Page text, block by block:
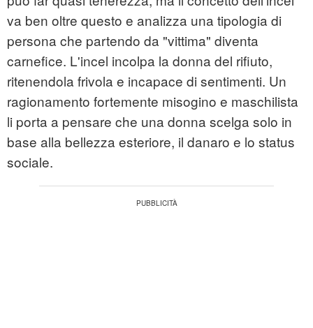
va ben oltre questo e analizza una tipologia di
persona che partendo da "vittima" diventa
carnefice. L'incel incolpa la donna del rifiuto,
ritenendola frivola e incapace di sentimenti. Un
ragionamento fortemente misogino e maschilista
li porta a pensare che una donna scelga solo in
base alla bellezza esteriore, il danaro e lo status
sociale.